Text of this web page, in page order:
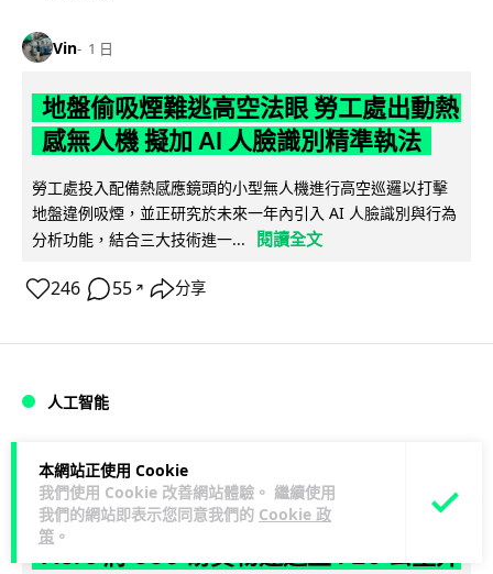
本網站正使用 Cookie
我們使用 Cookie 改善網站體驗。 繼續使用
我們的網站即表示您同意我們的 Cookie 政
策 。
Vin 1 日
地盤偷吸煙難逃高空法眼 勞工處出動熱
感無人機 擬加 AI 人臉識別精準執法
勞工處投入配備熱感應鏡頭的小型無人機進行高空巡邏以打擊
地盤違例吸煙，並正研究於未來一年內引入 AI 人臉識別與行為
分析功能，結合三大技術進一...
閱讀全文
246 55 ↗ 分享
人工智能
Lawton 1 日
貨運火箭 沖繩飛台灣僅需 15 分鐘 Hop
Aero 將 550 磅貨物運送至 725 公里外